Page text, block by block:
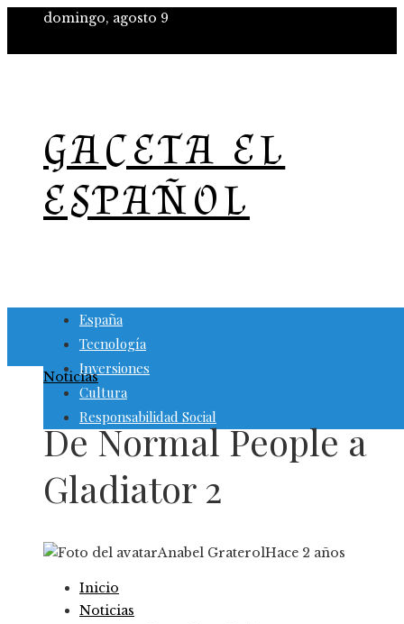
domingo, agosto 9
GACETA EL
ESPAÑOL
España
Tecnología
Inversiones
Cultura
Responsabilidad Social
Noticias
De Normal People a
Gladiator 2
Anabel GraterolHace 2 años
Inicio
Noticias